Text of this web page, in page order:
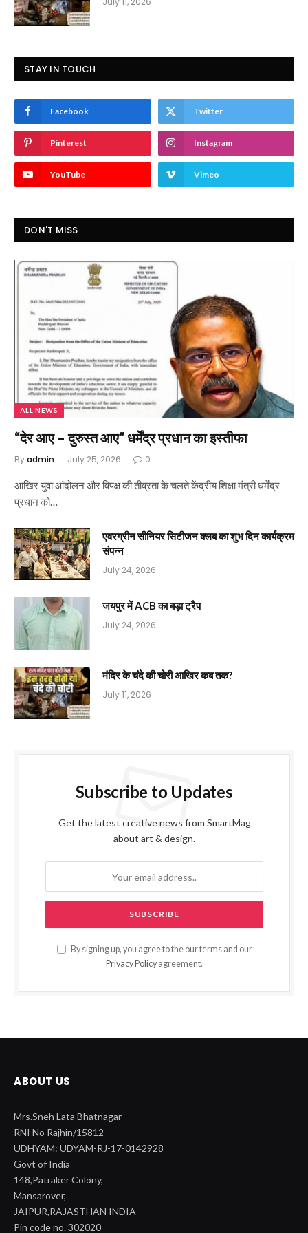
STAY IN TOUCH
Facebook Twitter
Pinterest Instagram
YouTube Vimeo
DON'T MISS
ALL NEWS
“देर आए – दुरुस्त आए” धर्मेंद्र प्रधान का इस्तीफा
Byadmin July 25, 2026 0
आखिर युवा आंदोलन और विपक्ष की तीव्रता के चलते केंद्रीय शिक्षा मंत्री धर्मेंद्र
प्रधान को…
एवरग्रीन सीनियर सिटीजन क्लब का शुभ दिन कार्यक्रम
संपन्न
July 24, 2026
जयपुर में ACB का बड़ा ट्रैप
July 24, 2026
मंदिर के चंदे की चोरी आखिर कब तक?
July 11, 2026
Subscribe to Updates
Get the latest creative news from SmartMag
about art & design.
By signing up, you agree to the our terms and our
Privacy Policy agreement.
ABOUT US
Mrs.Sneh Lata Bhatnagar
RNI No Rajhin/15812
UDHYAM: UDYAM-RJ-17-0142928
Govt of India
148,Patraker Colony,
Mansarover,
JAIPUR,RAJASTHAN INDIA
Pin code no. 302020